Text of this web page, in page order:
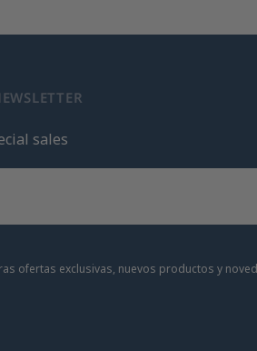
sales
ofertas exclusivas, nuevos productos y